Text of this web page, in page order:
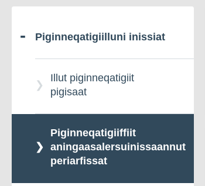
indholdetPiginneqatigiilluni inissiat
Illut piginneqatigiit
pigisaat
Piginneqatigiiffiit
aningaasalersuinissaannut
periarfissat